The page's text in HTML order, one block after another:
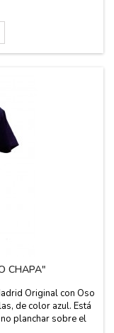
CHAPA"
Original con Oso
de color azul. Está
planchar sobre el